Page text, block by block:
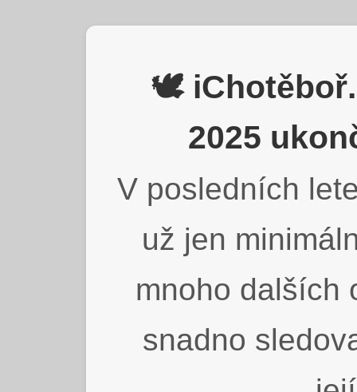
🕊️
2025
V posledních
už jen
mnoho dalších
snadno